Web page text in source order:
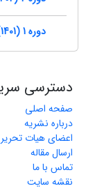
دوره 1 (1401)
دسترسی
صفحه اصلی
درباره نشریه
اعضای هیات
ارسال مقاله
تماس با ما
نقشه سایت